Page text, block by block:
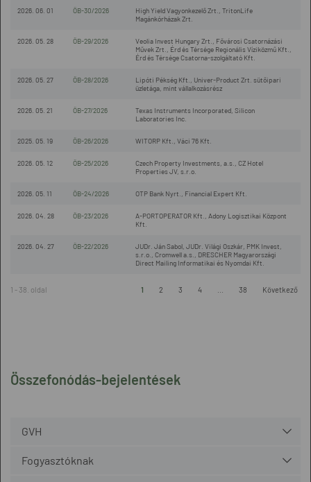
Összefonódás-bejelentések
GVH
Fogyasztóknak
2026. 06. 01 ÖB-30/2026
High Yield Vagyonkezelő Zrt., TritonLife
Magánkórházak Zrt.
2026. 05. 28 ÖB-29/2026
Veolia Invest Hungary Zrt., Fővárosi Csatornázási
Művek Zrt., Érd és Térsége Regionális Víziközmű Kft.,
Érd és Térsége Csatorna-szolgáltató Kft.
2026. 05. 27 ÖB-28/2026
Lipóti Pékség Kft., Univer-Product Zrt. sütőipari
üzletága, mint vállalkozásrész
2026. 05. 21 ÖB-27/2026
Texas Instruments Incorporated, Silicon
Laboratories Inc.
2025. 05. 19 ÖB-26/2026 WITORP Kft., Váci 76 Kft.
2026. 05. 12 ÖB-25/2026
Czech Property Investments, a.s., CZ Hotel
Properties JV, s.r.o.
2026. 05. 11 ÖB-24/2026 OTP Bank Nyrt., Financial Expert Kft.
2026. 04. 28 ÖB-23/2026
A-PORTOPERATOR Kft., Adony Logisztikai Központ
Kft.
2026. 04. 27 ÖB-22/2026
JUDr. Ján Sabol, JUDr. Világi Oszkár, PMK Invest,
s.r.o., Cromwell a.s., DRESCHER Magyarországi
Direct Mailing Informatikai és Nyomdai Kft.
1 - 38. oldal 1 2 3 4 38 Következő